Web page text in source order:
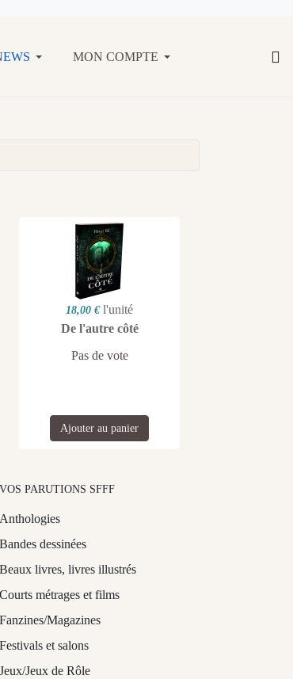
MON COMPTE
18,00 € l'unité
De l'autre côté
Pas de vote
Ajouter au panier
VOS PARUTIONS SFFF
Anthologies
Bandes dessinées
Beaux livres, livres illustrés
Courts métrages et films
Fanzines/Magazines
Festivals et salons
Jeux/Jeux de Rôle